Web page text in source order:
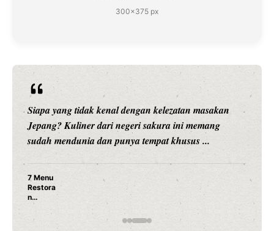
300×375 px
Siapa yang tidak kenal dengan kelezatan masakan
Jepang? Kuliner dari negeri sakura ini memang
sudah mendunia dan punya tempat khusus ...
7 Menu
Restora
n
Jepang
yang